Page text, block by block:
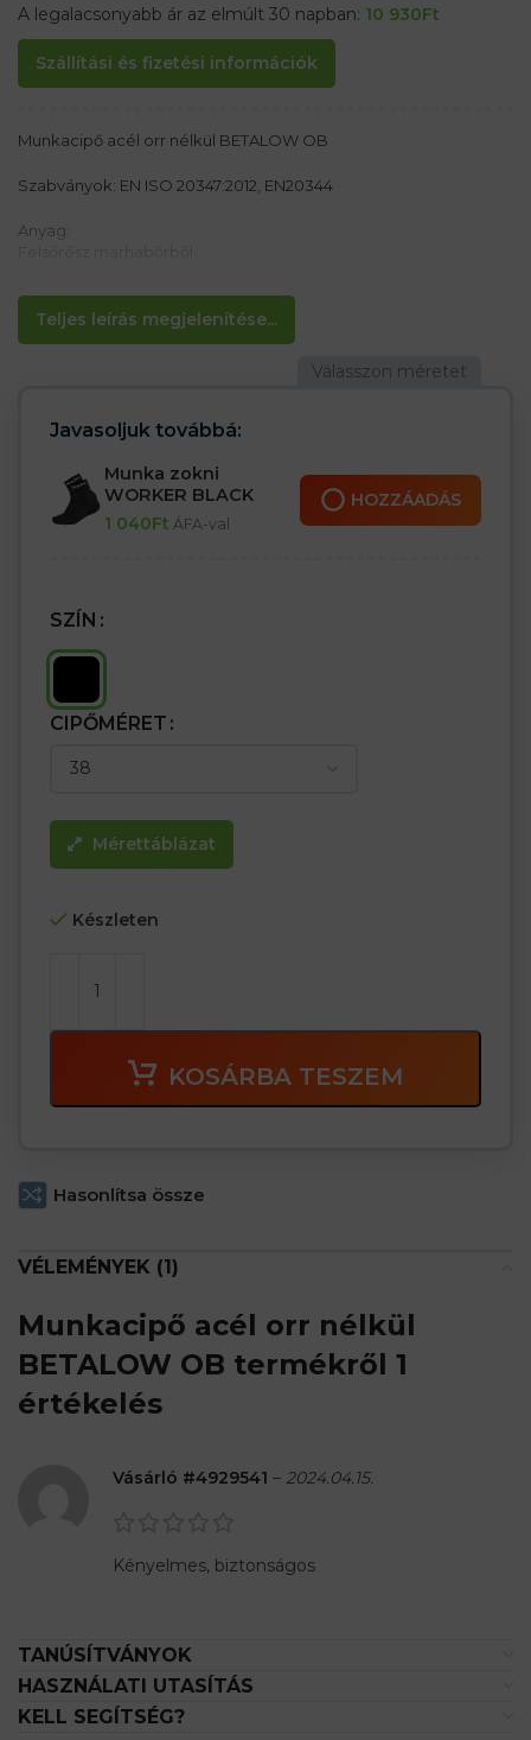
A legalacsonyabb ár az elmúlt 30 napban: 10 930Ft
Szállítási és fizetési információk
Teljes leírás megjelenítése...
Munkacipő acél orr nélkül BETALOW OB
Szabványok: EN ISO 20347:2012, EN20344
Anyag:
Jellemzők:
– Csúszásmentes talp
Javasoljuk továbbá:
Munka zokni
WORKER BLACK
1 040Ft ÁFA-val
HOZZÁADÁS
SZÍN
CIPŐMÉRET
Mérettáblázat
Készleten
KOSÁRBA TESZEM
Hasonlítsa össze
VÉLEMÉNYEK (1)
Munkacipő acél orr nélkül
BETALOW OB termékről 1
értékelés
Vásárló #4929541 – 2024.04.15.
Kényelmes, biztonságos
TANÚSÍTVÁNYOK
HASZNÁLATI UTASÍTÁS
KELL SEGÍTSÉG?